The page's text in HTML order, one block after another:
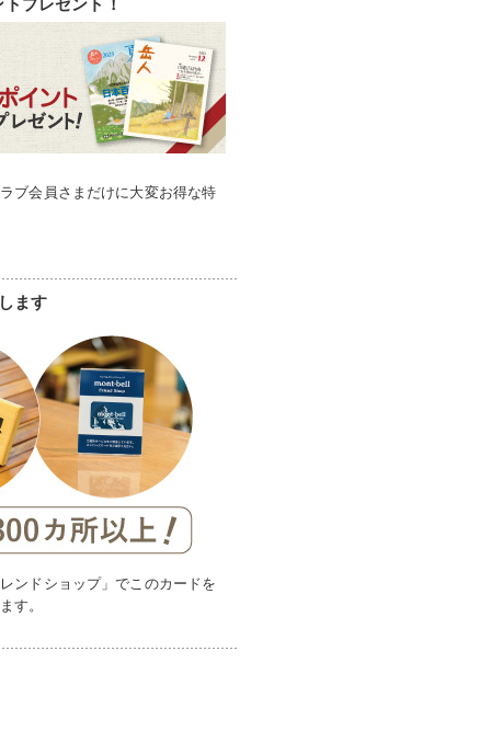
ブ会員さまだけに大変お得な特
ます
ンドショップ」でこのカードを
す。